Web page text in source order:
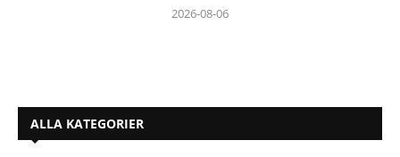
2026-08-06
ALLA KATEGORIER